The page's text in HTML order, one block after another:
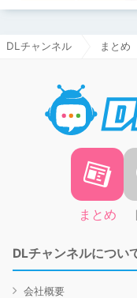
DLチャンネル まとめ
まとめ
DLチャンネルについ
会社概要